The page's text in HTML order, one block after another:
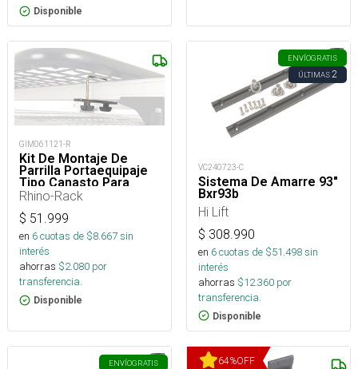
Disponible
GIM061121-R
Kit De Montaje De
Parrilla Portaequipaje
Tipo Canasto Para
Barra Portaequipaje O
Rhino-Rack
$ 51.999
en 6cuotas de $8.667sin
interés
ahorras $2.080 por
transferencia.
Disponible
ENVÍOGRATIS
ÚLTIMAS2
VC240723-C
Sistema De Amarre 93″
Bxr93b
Hi Lift
$ 308.990
en 6cuotas de $51.498sin
interés
ahorras $12.360 por
transferencia.
Disponible
ENVÍOGRATIS 64%OFF